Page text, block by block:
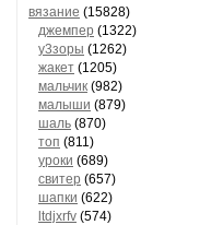
вязание (15828)
джемпер (1322)
у3зоры (1262)
жакет (1205)
мальчик (982)
малыши (879)
шаль (870)
топ (811)
уроки (689)
свитер (657)
шапки (622)
ltdjxrfv (574)